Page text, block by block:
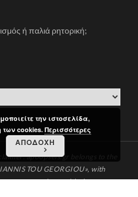
ή παλιά ρητορική;
apoopseis.gr belongs to the
TOU GEORGIOU», with
can communicate with the
την ιστοσελίδα,
των cookies.Περισσότερες
ΑΠΟΔΟΧΗ